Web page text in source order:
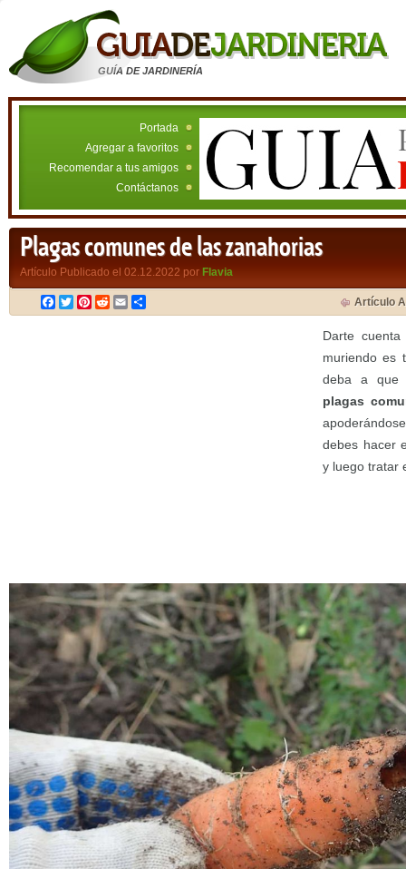
GUÍA DE JARDINERÍA
Portada
Agregar a favoritos
Recomendar a tus amigos
Contáctanos
Plagas comunes de las zanahorias
Artículo Publicado el 02.12.2022 por Flavia
Facebook
TwitterPinterest
RedditEmail Artículo
Darte
muriendo es
deba a que
plagas
debes hacer
y luego tratar